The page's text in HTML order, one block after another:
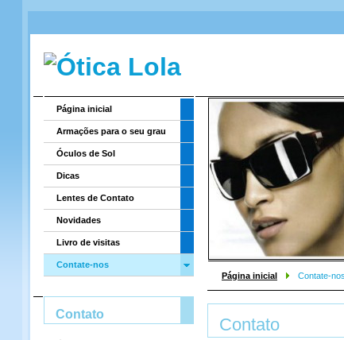
Página inicial Contate-nos
Contato
Página inicial
Armações para o seu grau
Óculos de Sol
Dicas
Lentes de Contato
Novidades
Livro de visitas
Contate-nos
Contato